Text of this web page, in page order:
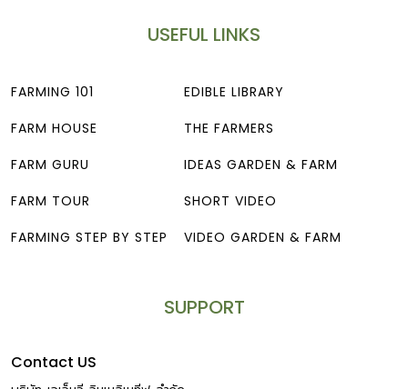
USEFUL LINKS
FARMING 101
FARM HOUSE
FARM GURU
FARM TOUR
FARMING STEP BY STEP
EDIBLE LIBRARY
THE FARMERS
IDEAS GARDEN & FARM
SHORT VIDEO
VIDEO GARDEN & FARM
SUPPORT
Contact US